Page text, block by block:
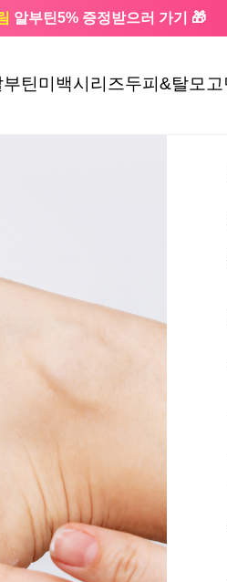
알부틴5% 증정받으러 가기 🎁
부틴미백시리즈두피&탈모고